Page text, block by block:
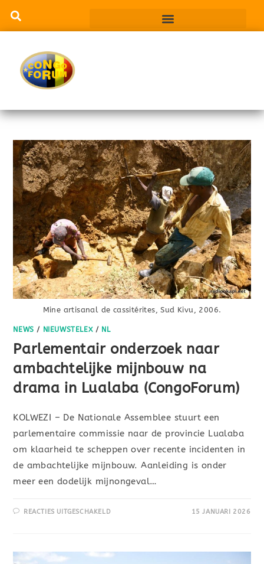
Mine artisanal de cassitérites, Sud Kivu, 2006.
NEWS / NIEUWSTELEX/ NL
Parlementair onderzoek naar
ambachtelijke mijnbouw na
drama in Lualaba (CongoForum)
KOLWEZI – De Nationale Assemblee stuurt een
parlementaire commissie naar de provincie Lualaba
om klaarheid te scheppen over recente incidenten in
de ambachtelijke mijnbouw. Aanleiding is onder
meer een dodelijk mijnongeval…
REACTIES UITGESCHAKELD 15 JANUARI 2026